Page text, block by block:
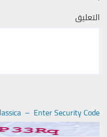
التعليق
– Enter Security Code